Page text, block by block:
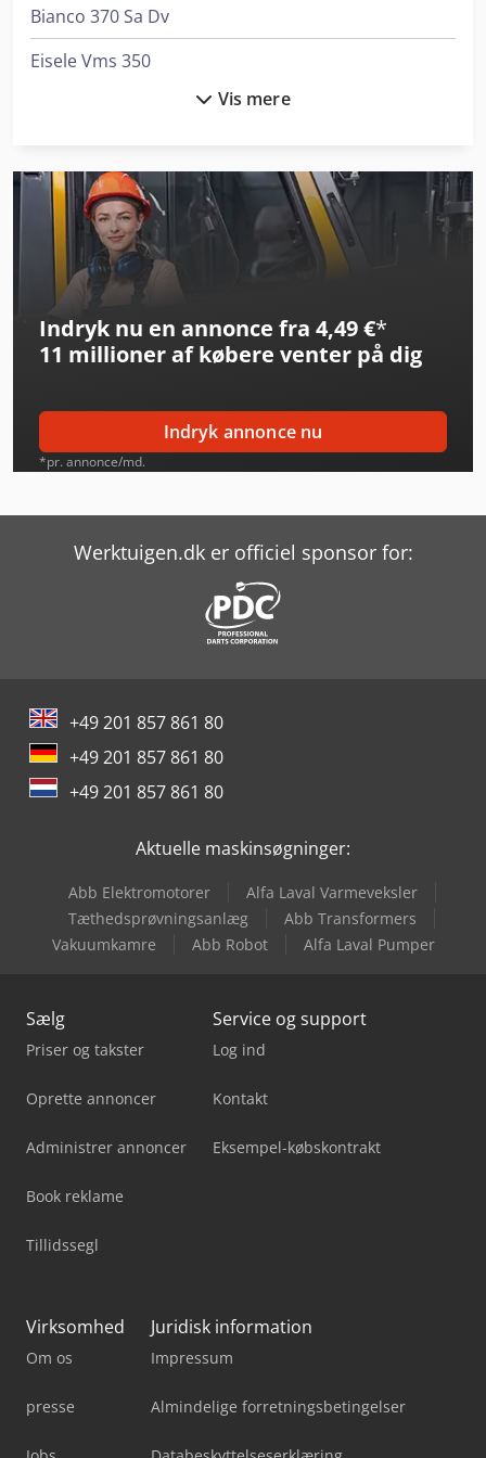
Bianco 370 Sa Dv
Eisele Vms 350
Gildemeister Gs 20-6
Haas St-20
Haas St-20Y
Haas Umc-500
Metallkraft Fsbm 1020-20 S2
Metallkraft Tbs 2001-12
Tornos Evodeco 16/10
Weiler E 60
Weinbrenner Gp 100
Weinbrenner Gp 80
Weinbrenner Tsv 16/4100
Wissner Gamma 605
Vis mere
Indryk nu en annonce fra 4,49 €*
11 millioner af købere venter på dig
Indryk annonce nu
*pr. annonce/md.
Werktuigen.dk er officiel sponsor for:
+49 201 857 861 80
+49 201 857 861 80
+49 201 857 861 80
Aktuelle maskinsøgninger:
Abb Elektromotorer
Alfa Laval Varmeveksler
Tæthedsprøvningsanlæg
Abb Transformers
Vakuumkamre
Abb Robot Alfa Laval Pumper
Sælg
Priser og takster
Oprette annoncer
Administrer annoncer
Book reklame
Tillidssegl
Service og support
Log ind
Kontakt
Eksempel-købskontrakt
Virksomhed
Om os
presse
Juridisk information
Impressum
Almindelige forretningsbetingelser